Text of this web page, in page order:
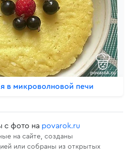
в микроволновой печи
с фото на povarok.ru
на сайте, созданы
или собраны из открытых